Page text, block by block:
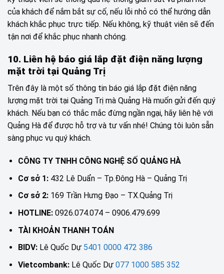
của khách để nắm bắt sự cố, nếu lỗi nhỏ có thể hướng dẫn
khách khắc phục trực tiếp. Nếu không, kỹ thuật viên sẽ đến
tận nơi để khắc phục nhanh chóng.
10. Liên hệ báo giá lắp đặt điện năng lượng
mặt trời tại Quảng Trị
Trên đây là một số thông tin báo giá lắp đặt điện năng
lượng mặt trời tại Quảng Trị mà Quảng Hà muốn gửi đến quý
khách. Nếu bạn có thắc mắc đừng ngần ngại, hãy liên hệ với
Quảng Hà để được hỗ trợ và tư vấn nhé! Chúng tôi luôn sẵn
sàng phục vụ quý khách.
CÔNG TY TNHH CÔNG NGHỆ SỐ QUẢNG HÀ
Cơ sở 1:432 Lê Duẩn – Tp.Đông Hà – Quảng Trị
Cơ sở 2:169 Trần Hưng Đạo – TX.Quảng Trị
HOTLINE:0926.074.074 – 0906.479.699
TÀI KHOẢN THANH TOÁN
BIDV:Lê Quốc Dự 5401 0000 472 386
Vietcombank:Lê Quốc Dự 077 1000 585 352